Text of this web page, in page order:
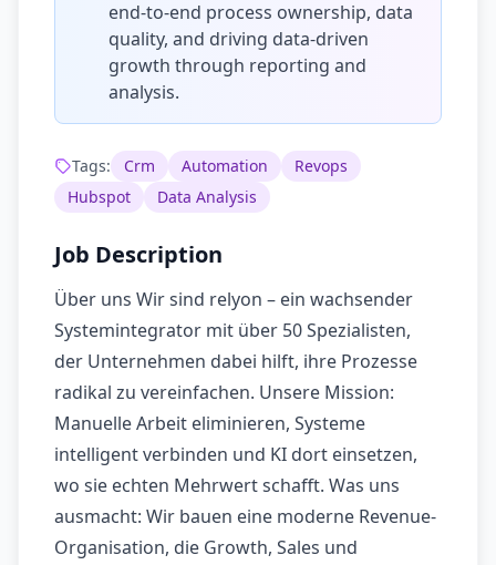
end-to-end process ownership, data
quality, and driving data-driven
growth through reporting and
analysis.
Tags: Crm Automation
Revops
Hubspot
Data Analysis
Job Description
Über uns Wir sind relyon – ein wachsender
Systemintegrator mit über 50 Spezialisten,
der Unternehmen dabei hilft, ihre Prozesse
radikal zu vereinfachen. Unsere Mission:
Manuelle Arbeit eliminieren, Systeme
intelligent verbinden und KI dort einsetzen,
wo sie echten Mehrwert schafft. Was uns
ausmacht: Wir bauen eine moderne Revenue-
Organisation, die Growth, Sales und